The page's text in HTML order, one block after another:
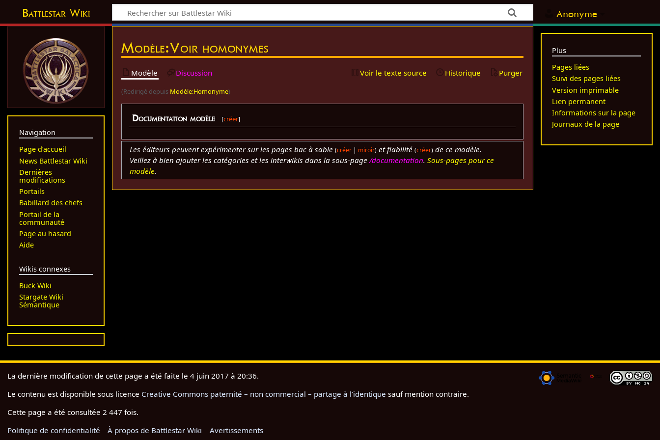
Anonyme
Battlestar Wiki
Modèle:Voir homonymes
Modèle Discussion Voir le texte source Historique Purger
(Redirigé depuis Modèle:Homonyme)
Documentation modèle [créer]
Les éditeurs peuvent expérimenter sur les pages bac à sable (créer| miroir)et fiabilité (créer)de ce modèle.
Veillez à bien ajouter les catégories et les interwikis dans la sous-page /documentation. Sous-pages pour ce
modèle.
Navigation
Page d’accueil
News Battlestar Wiki
Dernières
modifications
Portails
Babillard des chefs
Portail de la
communauté
Page au hasard
Aide
Wikis connexes
Buck Wiki
Stargate Wiki
Sémantique
Plus
Pages liées
Suivi des pages liées
Version imprimable
Lien permanent
Informations sur la page
Journaux de la page
La dernière modification de cette page a été faite le 4 juin 2017 à 20:36.
Le contenu est disponible sous licence Creative Commons paternité – non commercial – partage à l’identique sauf mention contraire.
Cette page a été consultée 2 447 fois.
Politique de confidentialité
À propos de Battlestar Wiki Avertissements